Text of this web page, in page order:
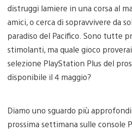
distruggi lamiere in una corsa al
amici, o cerca di sopravvivere da
paradiso del Pacifico. Sono tutte
stimolanti, ma quale gioco
selezione PlayStation Plus del
disponibile il 4 maggio?
Diamo uno sguardo più
prossima settimana sulle console